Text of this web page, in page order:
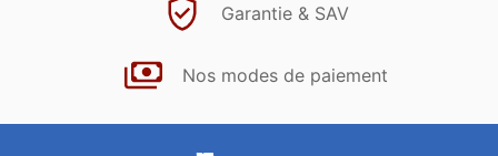
Garantie & SAV
Nos modes de paiement